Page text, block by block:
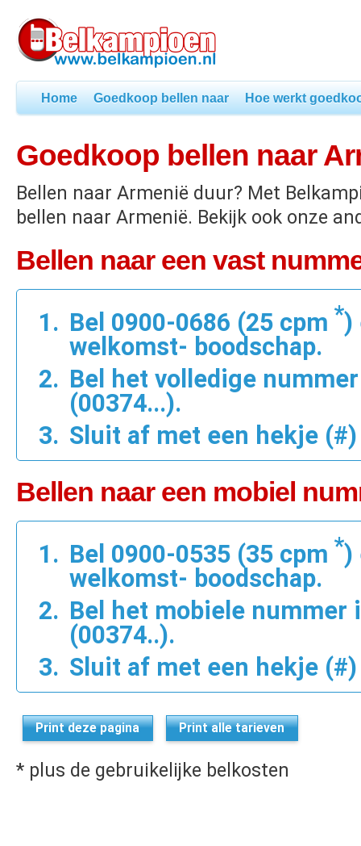
Home Goedkoop bellen naar Hoe werkt
Goedkoop bellen naar
Bellen naar Armenië duur? Met
bellen naar Armenië. Bekijk ook onze
Bellen naar een vast
Bel 0900-0686 (25 cpm *)
welkomst- boodschap.
Bel het volledige
(00374...).
Sluit af met een hekje (#)
Bellen naar een mobiel
Bel 0900-0535 (35 cpm *)
welkomst- boodschap.
Bel het mobiele nummer
(00374..).
Sluit af met een hekje (#)
Print deze pagina Print alle tarieven
* plus de gebruikelijke belkosten